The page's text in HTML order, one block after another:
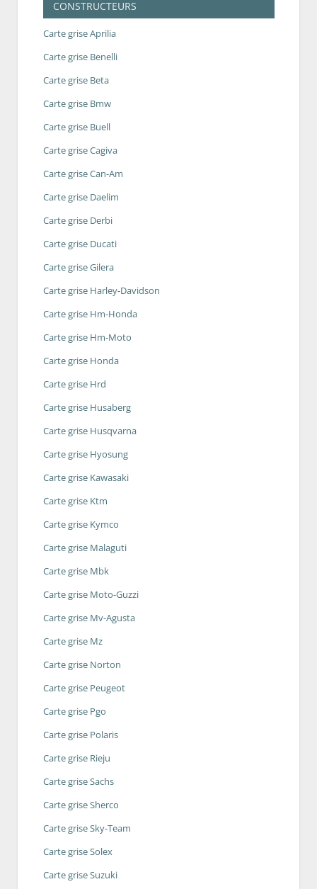
CONSTRUCTEURS
Carte grise Aprilia
Carte grise Benelli
Carte grise Beta
Carte grise Bmw
Carte grise Buell
Carte grise Cagiva
Carte grise Can-Am
Carte grise Daelim
Carte grise Derbi
Carte grise Ducati
Carte grise Gilera
Carte grise Harley-Davidson
Carte grise Hm-Honda
Carte grise Hm-Moto
Carte grise Honda
Carte grise Hrd
Carte grise Husaberg
Carte grise Husqvarna
Carte grise Hyosung
Carte grise Kawasaki
Carte grise Ktm
Carte grise Kymco
Carte grise Malaguti
Carte grise Mbk
Carte grise Moto-Guzzi
Carte grise Mv-Agusta
Carte grise Mz
Carte grise Norton
Carte grise Peugeot
Carte grise Pgo
Carte grise Polaris
Carte grise Rieju
Carte grise Sachs
Carte grise Sherco
Carte grise Sky-Team
Carte grise Solex
Carte grise Suzuki